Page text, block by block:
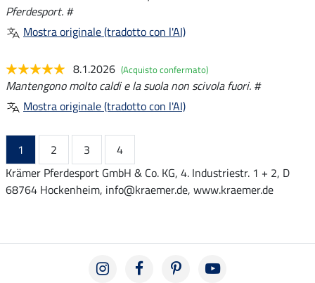
Pferdesport. #
Mostra originale (tradotto con l'AI)
8.1.2026 (Acquisto confermato)
Mantengono molto caldi e la suola non scivola fuori. #
Mostra originale (tradotto con l'AI)
1 2 3
4
Krämer Pferdesport GmbH & Co. KG, 4. Industriestr. 1 + 2, D
68764 Hockenheim, info@kraemer.de, www.kraemer.de